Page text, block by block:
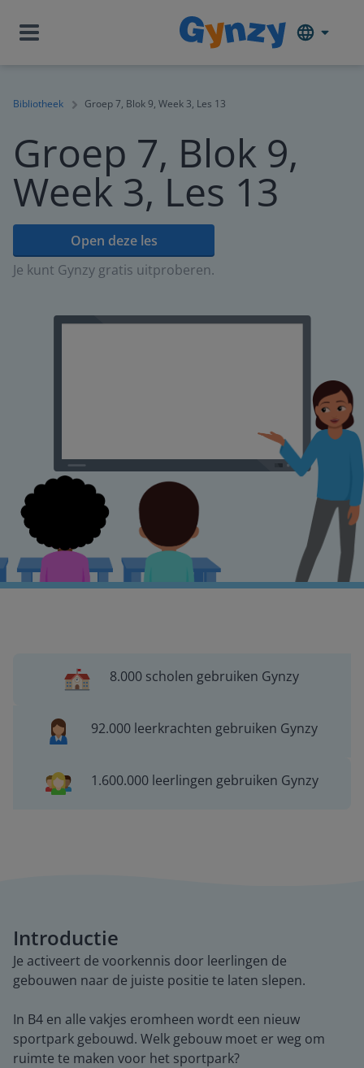
Bibliotheek Groep 7, Blok 9, Week 3, Les 13
Groep 7, Blok 9,
Week 3, Les 13
Open deze les
Je kunt Gynzy gratis uitproberen.
8.000 scholen gebruiken Gynzy
92.000 leerkrachten gebruiken Gynzy
1.600.000 leerlingen gebruiken Gynzy
Introductie
Je activeert de voorkennis door leerlingen de
gebouwen naar de juiste positie te laten slepen.
In B4 en alle vakjes eromheen wordt een nieuw
sportpark gebouwd. Welk gebouw moet er weg om
ruimte te maken voor het sportpark?